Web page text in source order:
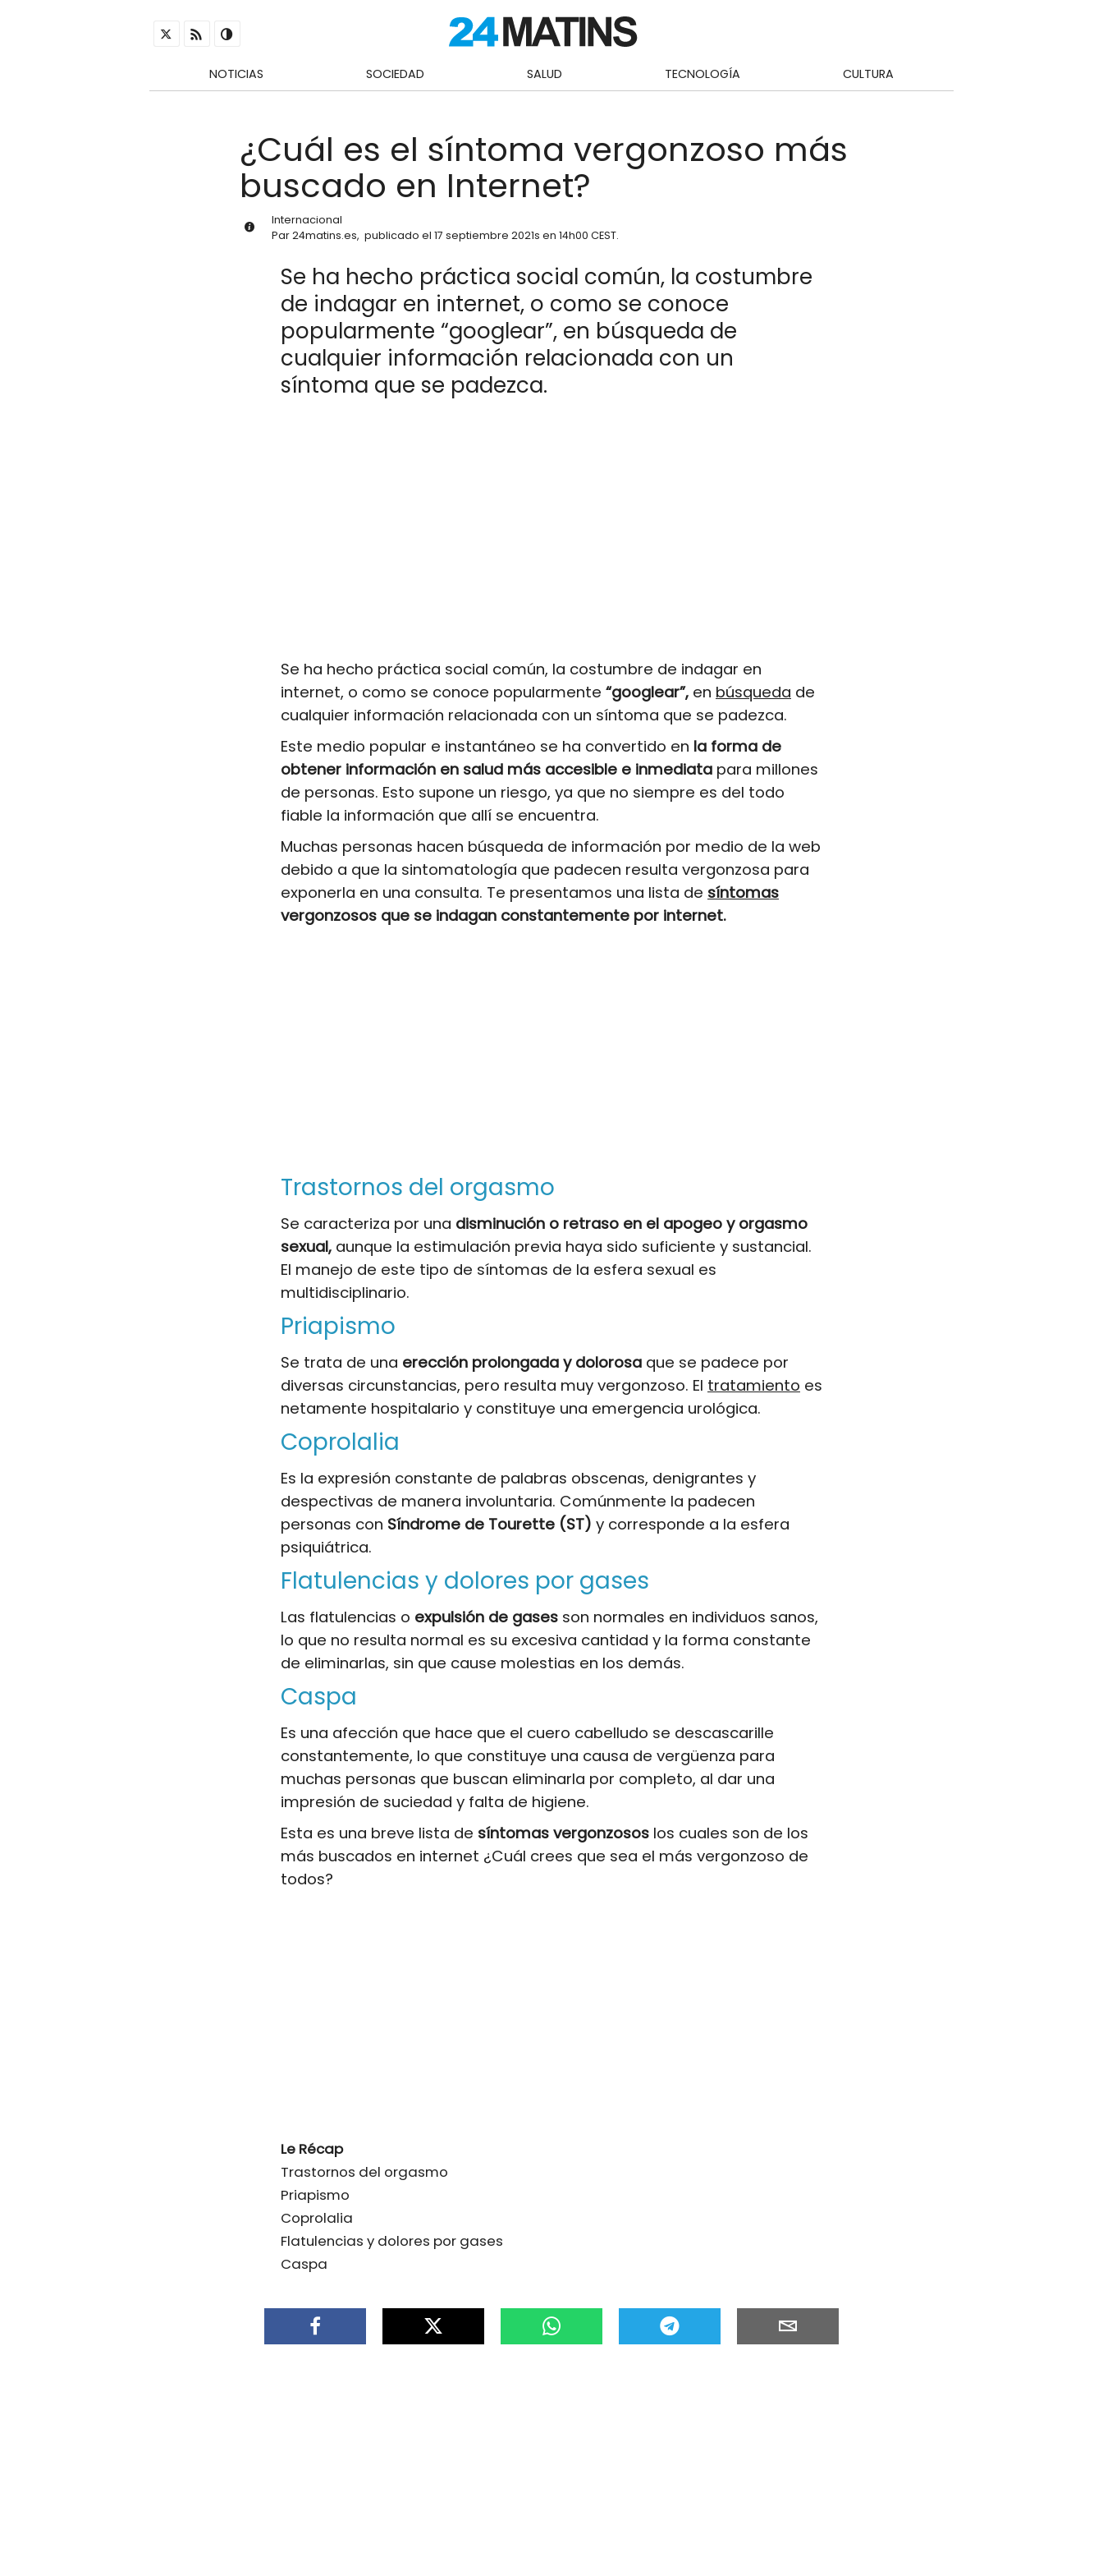
NOTICIAS SOCIEDAD SALUD TECNOLOGÍA CULTURA
¿Cuál es el síntoma vergonzoso más
buscado en Internet?
Internacional
Par24matins.es, publicado el 17 septiembre 2021s en 14h00 CEST.
Se ha hecho práctica social común, la costumbre
de indagar en internet, o como se conoce
popularmente “googlear”, en búsqueda de
cualquier información relacionada con un
síntoma que se padezca.
Se ha hecho práctica social común, la costumbre de indagar en
internet, o como se conoce popularmente “googlear”, en búsqueda de
cualquier información relacionada con un síntoma que se padezca.
Este medio popular e instantáneo se ha convertido en la forma de
obtener información en salud más accesible e inmediata para millones
de personas. Esto supone un riesgo, ya que no siempre es del todo
fiable la información que allí se encuentra.
Muchas personas hacen búsqueda de información por medio de la web
debido a que la sintomatología que padecen resulta vergonzosa para
exponerla en una consulta. Te presentamos una lista de síntomas
vergonzosos que se indagan constantemente por internet.
Trastornos del orgasmo
Se caracteriza por una disminución o retraso en el apogeo y orgasmo
sexual, aunque la estimulación previa haya sido suficiente y sustancial.
El manejo de este tipo de síntomas de la esfera sexual es
multidisciplinario.
Priapismo
Se trata de una erección prolongada y dolorosa que se padece por
diversas circunstancias, pero resulta muy vergonzoso. El tratamiento es
netamente hospitalario y constituye una emergencia urológica.
Coprolalia
Es la expresión constante de palabras obscenas, denigrantes y
despectivas de manera involuntaria. Comúnmente la padecen
personas con Síndrome de Tourette (ST) y corresponde a la esfera
psiquiátrica.
Flatulencias y dolores por gases
Las flatulencias o expulsión de gases son normales en individuos sanos,
lo que no resulta normal es su excesiva cantidad y la forma constante
de eliminarlas, sin que cause molestias en los demás.
Caspa
Es una afección que hace que el cuero cabelludo se descascarille
constantemente, lo que constituye una causa de vergüenza para
muchas personas que buscan eliminarla por completo, al dar una
impresión de suciedad y falta de higiene.
Esta es una breve lista de síntomas vergonzosos los cuales son de los
más buscados en internet ¿Cuál crees que sea el más vergonzoso de
todos?
Le Récap
Trastornos del orgasmo
Priapismo
Coprolalia
Flatulencias y dolores por gases
Caspa